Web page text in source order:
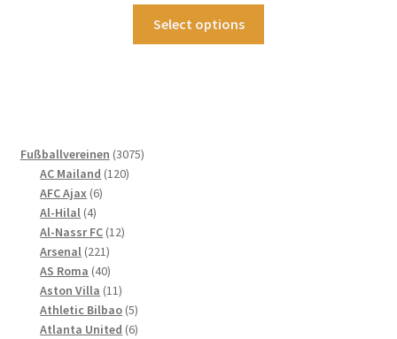
Produktseite
Select options
Fußballvereinen 30753075
AC Mailand 120120
AFC Ajax 66
Al-Hilal 44
Produkte
Al-Nassr FC 1212
Arsenal 221221
Produkte
AS Roma 4040
Produkte
Aston Villa 1111
Produkte
Athletic Bilbao 55
Produkte
Atlanta United 66